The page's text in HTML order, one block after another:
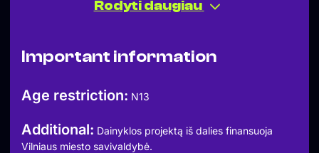
išmaukia visą vestuvėms skirtą partiją, per 24 valandas jos
ypatumai, kartu užduodant ir nebanalius klausimus:
Filmo trukmė: 1 val. 28 min.
Startas 18:00
Dūmų g. 5, Vilnius
Rodyti daugiau
Important information
Age restriction: N13
Additional: Dainyklos projektą iš dalies finansuoja
Vilniaus miesto savivaldybė.